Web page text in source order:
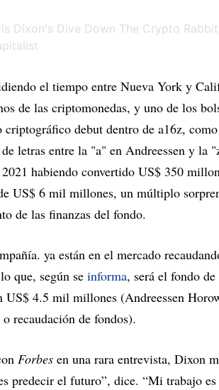
el tiempo entre Nueva York y
de las criptomonedas, y uno de los
criptográfico debut dentro de a16z,
letras entre la "a" en Andreessen y
habiendo convertido US$ 350
US$ 6 mil millones, un múltiplo
de las finanzas del fondo.
ya están en el mercado
que, según se informa, será el fondo
US$ 4.5 mil millones (Andreessen
o recaudación de fondos).
Forbes en una rara entrevista, Dixon
predecir el futuro”, dice. “Mi trabajo